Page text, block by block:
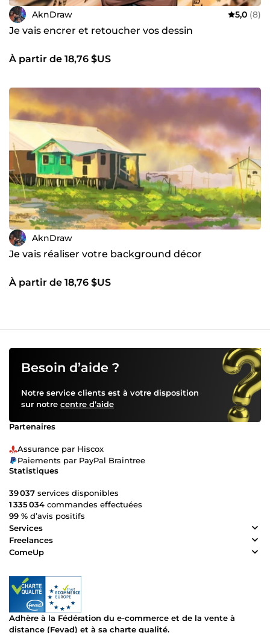
AknDraw 5,0 (8)
Je vais encrer et retoucher vos dessin
À partir de 18,76 $US
AknDraw
Je vais réaliser votre background décor
À partir de 18,76 $US
Besoin d’aide ?
Notre service clients est à votre disposition
sur notre centre d’aide
Partenaires
Assurance par Hiscox
Paiements par PayPal Braintree
Statistiques
39 037 services disponibles
1 335 034 commandes effectuées
99 % d’avis positifs
Services
Freelances
ComeUp
Adhère à la Fédération du e-commerce et de la vente à
distance (Fevad) et à sa charte qualité.